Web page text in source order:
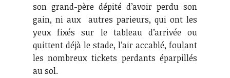
son grand-père dépité d’avoir perdu son
gain, ni aux autres parieurs, qui ont les
yeux fixés sur le tableau d’arrivée ou
quittent déjà le stade, l’air accablé, foulant
les nombreux tickets perdants éparpillés
au sol.